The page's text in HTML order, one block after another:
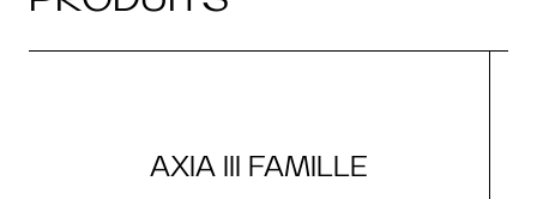
AXIA III FAMILLE